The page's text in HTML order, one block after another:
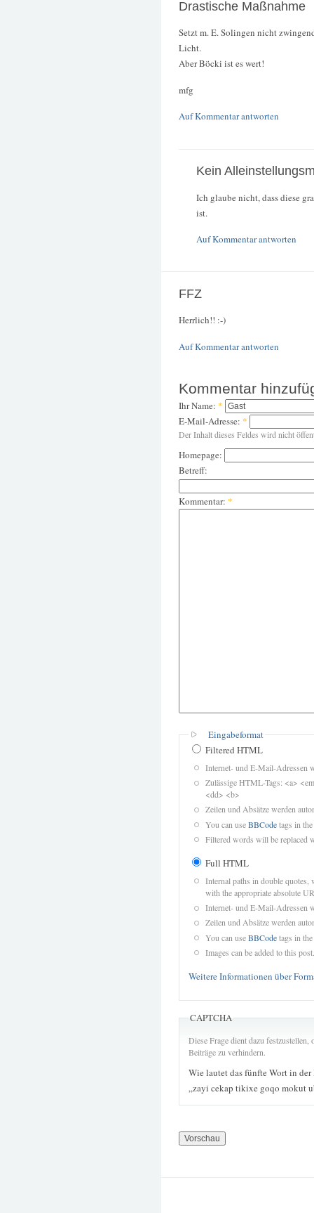
Drastische Maßnahme
Setzt m. E. Solingen nicht
Licht.
Aber Böcki ist es wert!
mfg
Auf Kommentar antworten
Kein
Ich glaube nicht, dass diese
ist.
Auf Kommentar antworten
FFZ
Herrlich!! :-)
Auf Kommentar antworten
Kommentar
Ihr Name: *
E-Mail-Adresse: *
Der Inhalt dieses Feldes wird nicht
Homepage:
Betreff:
Kommentar: *
Eingabeformat
Filtered HTML
Internet- und E-Mail-Adressen
Zulässige HTML-Tags: <a>
<dd> <b>
Zeilen und Absätze werden
You can useBBCodetags in
Filtered words will be replaced
Full HTML
Internal paths in double quotes,
with the appropriate absolute
Internet- und E-Mail-Adressen
Zeilen und Absätze werden
You can useBBCodetags in
Images can be added to this post.
Weitere Informationen über
CAPTCHA
Diese Frage dient dazu
Beiträge zu verhindern.
Wie lautet das fünfte Wort in der
„zayi cekap tikixe goqo mokut